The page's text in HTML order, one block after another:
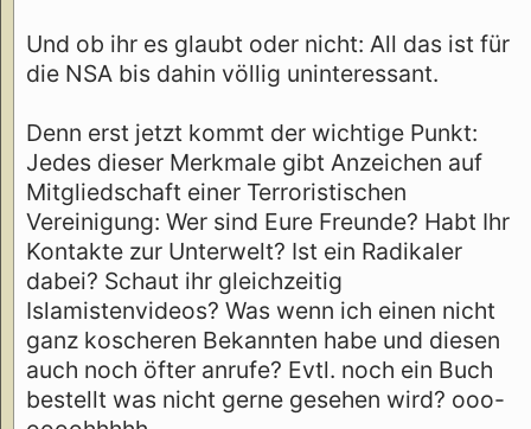
Und ob ihr es glaubt oder nicht: All das ist für
die NSA bis dahin völlig uninteressant.
Denn erst jetzt kommt der wichtige Punkt:
Jedes dieser Merkmale gibt Anzeichen auf
Mitgliedschaft einer Terroristischen
Vereinigung: Wer sind Eure Freunde? Habt Ihr
Kontakte zur Unterwelt? Ist ein Radikaler
dabei? Schaut ihr gleichzeitig
Islamistenvideos? Was wenn ich einen nicht
ganz koscheren Bekannten habe und diesen
auch noch öfter anrufe? Evtl. noch ein Buch
bestellt was nicht gerne gesehen wird? ooo-